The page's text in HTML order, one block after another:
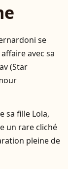
se
avec sa
(Star
sa fille Lola,
un rare cliché
pleine de